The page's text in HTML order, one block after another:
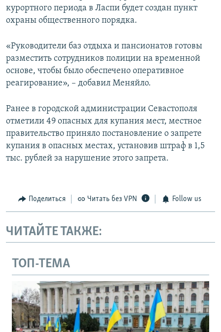
курортного периода в Ласпи будет создан пункт
охраны общественного порядка.
«Руководители баз отдыха и пансионатов готовы
разместить сотрудников полиции на временной
основе, чтобы было обеспечено оперативное
реагирование», – добавил Меняйло.
Ранее в городской администрации Севастополя
отметили 49 опасных для купания мест, местное
правительство приняло постановление о запрете
купания в опасных местах, установив штраф в 1,5
тыс. рублей за нарушение этого запрета.
Поделиться Читать без VPN Follow us
ЧИТАЙТЕ ТАКЖЕ:
ТОП-ТЕМА